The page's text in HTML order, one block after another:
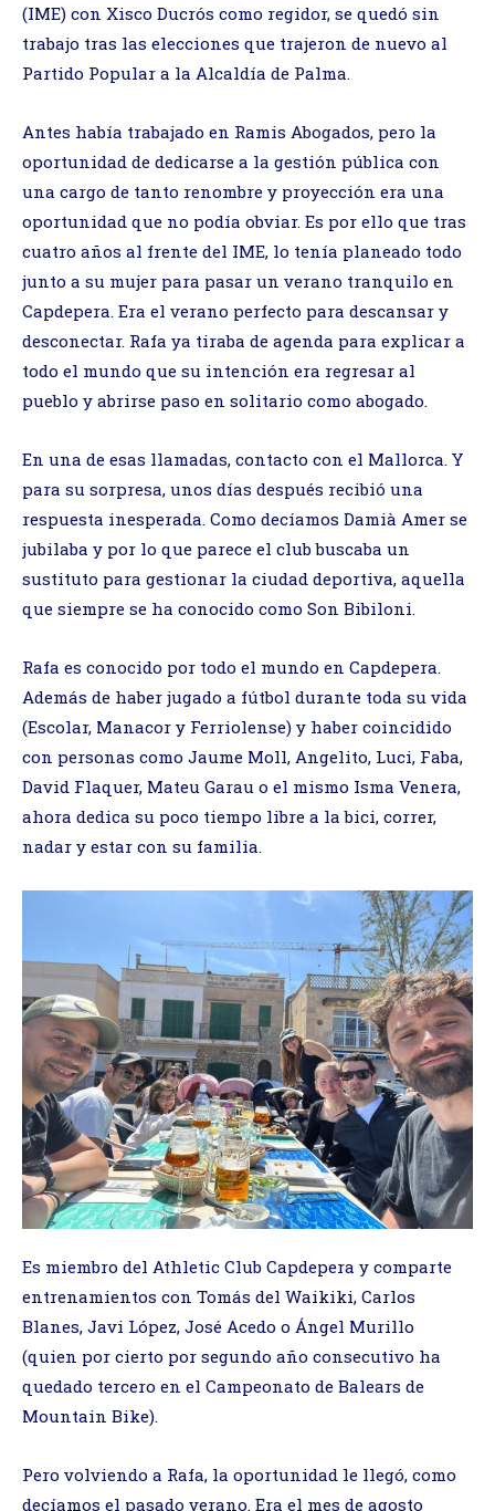
(IME) con Xisco Ducrós como regidor, se quedó sin
trabajo tras las elecciones que trajeron de nuevo al
Partido Popular a la Alcaldía de Palma.
Antes había trabajado en Ramis Abogados, pero la
oportunidad de dedicarse a la gestión pública con
una cargo de tanto renombre y proyección era una
oportunidad que no podía obviar. Es por ello que tras
cuatro años al frente del IME, lo tenía planeado todo
junto a su mujer para pasar un verano tranquilo en
Capdepera. Era el verano perfecto para descansar y
desconectar. Rafa ya tiraba de agenda para explicar a
todo el mundo que su intención era regresar al
pueblo y abrirse paso en solitario como abogado.
En una de esas llamadas, contacto con el Mallorca. Y
para su sorpresa, unos días después recibió una
respuesta inesperada. Como decíamos Damià Amer se
jubilaba y por lo que parece el club buscaba un
sustituto para gestionar la ciudad deportiva, aquella
que siempre se ha conocido como Son Bibiloni.
Rafa es conocido por todo el mundo en Capdepera.
Además de haber jugado a fútbol durante toda su vida
(Escolar, Manacor y Ferriolense) y haber coincidido
con personas como Jaume Moll, Angelito, Luci, Faba,
David Flaquer, Mateu Garau o el mismo Isma Venera,
ahora dedica su poco tiempo libre a la bici, correr,
nadar y estar con su familia.
Es miembro del Athletic Club Capdepera y comparte
entrenamientos con Tomás del Waikiki, Carlos
Blanes, Javi López, José Acedo o Ángel Murillo
(quien por cierto por segundo año consecutivo ha
quedado tercero en el Campeonato de Balears de
Mountain Bike).
Pero volviendo a Rafa, la oportunidad le llegó, como
decíamos el pasado verano. Era el mes de agosto